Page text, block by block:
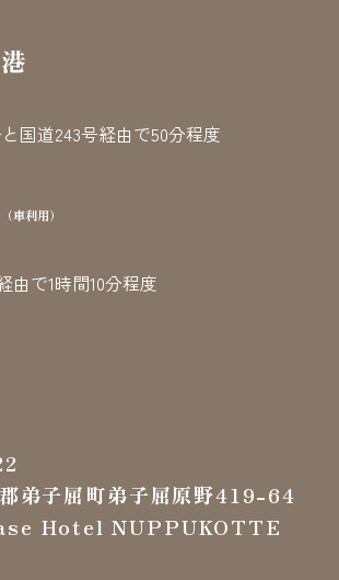
国道243号経由で50分程度
（車利用）
由で1時間10分程度
弟子屈町弟子屈原野419-64
Hotel NUPPUKOTTE